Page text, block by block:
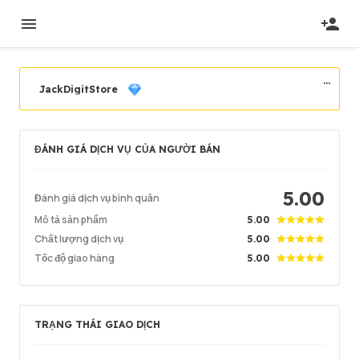
JackDigitStore
Đăng ký
Vị trí Malaysia
Đơn hàng thành công 98%
Tổng doanh thu 489
ĐÁNH GIÁ DỊCH VỤ CỦA NGƯỜI BÁN
5.00
Đánh giá dịch vụ bình quân
Mô tả sản phẩm
5.00
Chất lượng dịch vụ 5.00
Tốc độ giao hàng 5.00
TRẠNG THÁI GIAO DỊCH